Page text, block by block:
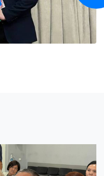
башкаруу
вебинарлар